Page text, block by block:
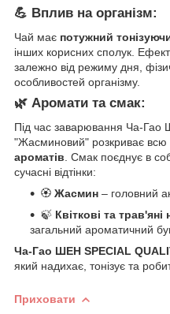
💪 Вплив на організм:
Чай має потужний
інших корисних сполук.
залежно від режиму дня,
особливостей організму.
🌿 Аромати та смак:
Під час заварювання Ча-Гао
"Жасминовий" розкриває всю
ароматів . Смак поєднує в
сучасні відтінки:
🏵 Жасмин – головний
🍃 Квіткові та трав'яні
загальний ароматичний
Ча-Гао ШЕН SPECIAL
який надихає, тонізує та
Приховати